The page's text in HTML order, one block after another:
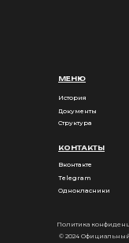
Политика
© 2024 Официальный
История
МЕНЮ
КОНТАКТЫ
Структура
Документы
Вконтакте
Telegram
Однокласники